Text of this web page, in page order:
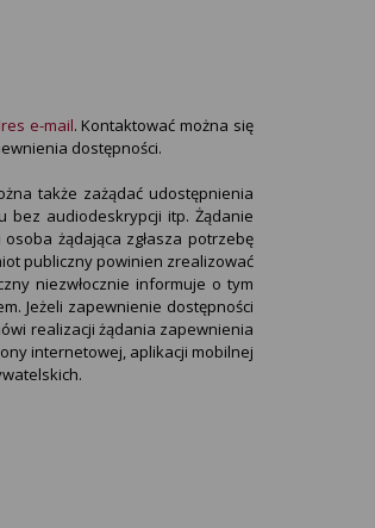
e-mail. Kontaktować można się
dostępności.
także zażądać udostępnienia
bez audiodeskrypcji itp. Żądanie
żądająca zgłasza potrzebę
publiczny powinien zrealizować
niezwłocznie informuje o tym
Jeżeli zapewnienie dostępności
realizacji żądania zapewnienia
internetowej, aplikacji mobilnej